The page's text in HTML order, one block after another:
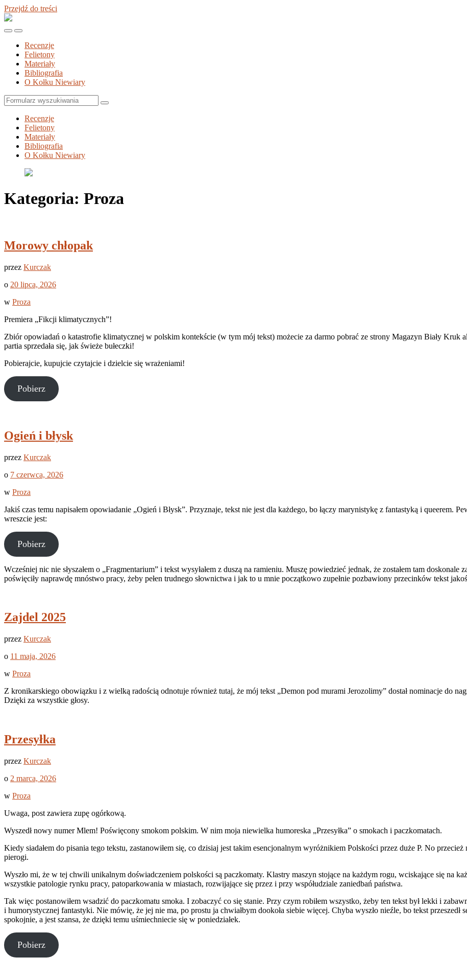
Przejdź do treści
Kołek
Przełącz
mobilne
Przełącz
pole
wyszukiwania
Recenzje
Felietony
Materiały
Bibliografia
O Kołku Niewiary
Szukaj
Recenzje
Felietony
Materiały
Bibliografia
O Kołku Niewiary
Kategoria: Proza
Morowy chłopak
przez Kurczak
o 20 lipca, 2026
w Proza
Premiera „Fikcji klimatycznych”!
Zbiór opowiadań o katastrofie klimatycznej w polskim kontekście (w tym mój tekst) możecie za darmo pobrać ze strony Magazyn Biały
partia sprzedała się, jak świeże bułeczki!
Pobierajcie, kupujcie czytajcie i dzielcie się wrażeniami!
Pobierz
Ogień i błysk
przez Kurczak
o 7 czerwca, 2026
w Proza
Jakiś czas temu napisałem opowiadanie „Ogień i Błysk”. Przyznaje, tekst nie jest dla każdego, bo łączy marynistykę z fantastyką i queerem.
wreszcie jest:
Pobierz
Wcześniej nic nie słyszałem o „Fragmentarium” i tekst wysyłałem z duszą na ramieniu. Muszę powiedzieć jednak, że zostałem tam
poświęciły naprawdę mnóstwo pracy, żeby pełen trudnego słownictwa i jak to u mnie początkowo zupełnie pozbawiony przecinków tekst
Zajdel 2025
przez Kurczak
o 11 maja, 2026
w Proza
Z kronikarskiego obowiązku i z wielką radością odnotuje również tutaj, że mój tekst „Demon pod murami Jerozolimy” dostał nominacje do
Dzięki za wszystkie głosy.
Przesyłka
przez Kurczak
o 2 marca, 2026
w Proza
Uwaga, post zawiera zupę ogórkową.
Wyszedł nowy numer Mlem! Poświęcony smokom polskim. W nim moja niewielka humoreska „Przesyłka” o smokach i paczkomatach.
Kiedy siadałem do pisania tego tekstu, zastanowiłem się, co dzisiaj jest takim esencjonalnym wyróżnikiem Polskości przez duże P. No
pierogi.
Wyszło mi, że w tej chwili unikalnym doświadczeniem polskości są paczkomaty. Klastry maszyn stojące na każdym rogu, wciskające się na
wszystkie patologie rynku pracy, patoparkowania w miastach, rozwijające się przez i przy współudziale zaniedbań państwa.
Tak więc postanowiłem wsadzić do paczkomatu smoka. I zobaczyć co się stanie. Przy czym robiłem wszystko, żeby ten tekst był lekki i
i humorystycznej fantastyki. Nie mówię, że jej nie ma, po prostu ja chwiałbym dookoła siebie więcej. Chyba wyszło nieźle, bo tekst
spokojnie, a jest szansa, że dzięki temu uśmiechniecie się w poniedziałek.
Pobierz